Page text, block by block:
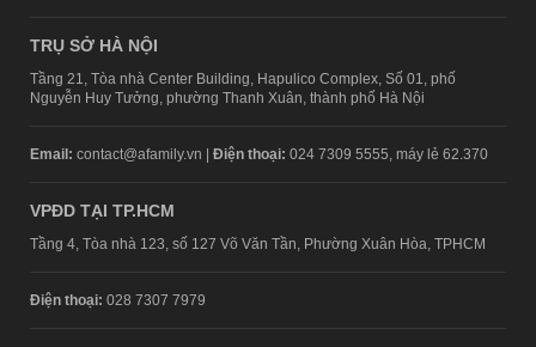
TRỤ SỞ HÀ NỘI
Tầng 21, Tòa nhà Center Building, Hapulico Complex, Số 01, phố
Nguyễn Huy Tưởng, phường Thanh Xuân, thành phố Hà Nội
Email: contact@afamily.vn | Điện thoại: 024 7309 5555, máy lẻ 62.370
VPĐD TẠI TP.HCM
Tầng 4, Tòa nhà 123, số 127 Võ Văn Tần, Phường Xuân Hòa, TPHCM
Điện thoại: 028 7307 7979